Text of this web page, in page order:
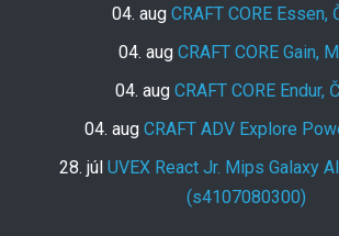
04. aug CRAFT CORE Essen,
04. aug CRAFT CORE Gain,
04. aug CRAFT CORE Endur,
04. aug CRAFT ADV Explore
28. júl UVEX React Jr. Mips Galaxy
(s4107080300)